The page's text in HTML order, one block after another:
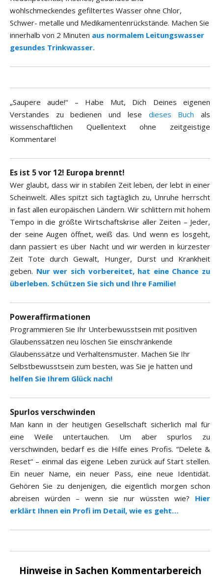
wohlschmeckendes gefiltertes Wasser ohne Chlor,
Schwer- metalle und Medikamentenrückstände. Machen Sie
innerhalb von 2 Minuten aus normalem Leitungswasser
gesundes Trinkwasser.
„Saupere aude!“ – Habe Mut, Dich Deines eigenen
Verstandes zu bedienen und lese dieses Buch als
wissenschaftlichen Quellentext ohne zeitgeistige
Kommentare!
Es ist 5 vor 12! Europa brennt!
Wer glaubt, dass wir in stabilen Zeit leben, der lebt in einer
Scheinwelt. Alles spitzt sich tagtäglich zu, Unruhe herrscht
in fast allen europäischen Ländern. Wir schlittern mit hohem
Tempo in die größte Wirtschaftskrise aller Zeiten – Jeder,
der seine Augen öffnet, weiß das. Und wenn es losgeht,
dann passiert es über Nacht und wir werden in kürzester
Zeit Tote durch Gewalt, Hunger, Durst und Krankheit
geben. Nur wer sich vorbereitet, hat eine Chance zu
überleben. Schützen Sie sich und Ihre Familie!
Poweraffirmationen
Programmieren Sie Ihr Unterbewusstsein mit positiven
Glaubenssätzen neu löschen Sie einschränkende
Glaubenssätze und Verhaltensmuster. Machen Sie Ihr
Selbstbewusstsein zum besten, was Sie je hatten und
helfen Sie Ihrem Glück nach!
Spurlos verschwinden
Man kann in der heutigen Gesellschaft sicherlich mal für
eine Weile untertauchen. Um aber spurlos zu
verschwinden, bedarf es die Hilfe eines Profis. “Delete &
Reset“ – einmal das eigene Leben zurück auf Start stellen.
Ein neuer Name, ein neuer Pass, eine neue Identidät.
Gehören Sie zu denjenigen, die eigentlich morgen schon
abreisen würden – wenn sie nur wüssten wie? Hier
erklärt Ihnen ein Profi im Detail, wie es geht…
Hinweise in Sachen Kommentarbereich